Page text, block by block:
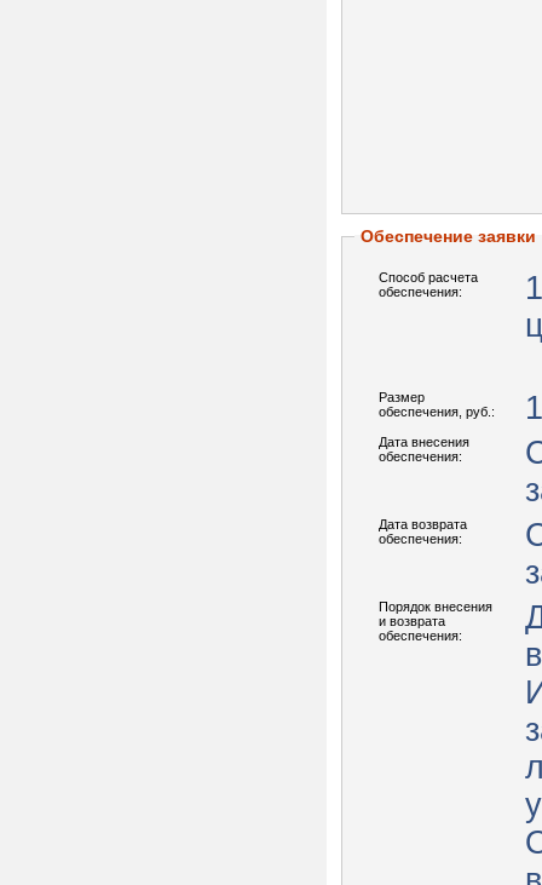
Обеспечение заявки
Способ расчета
обеспечения:
Размер
обеспечения, руб.:
Дата внесения
обеспечения:
Дата возврата
обеспечения:
Порядок внесения
и возврата
обеспечения: